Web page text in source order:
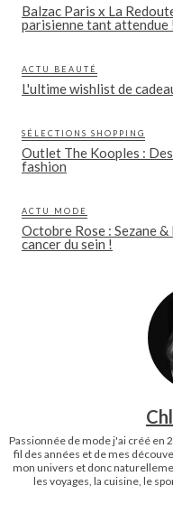
Balzac Paris x La
parisienne tant attendue
ACTU BEAUTÉ
L'ultime wishlist de
SÉLECTIONS SHOPPING
Outlet The Kooples :
fashion
ACTU MODE
Octobre Rose : Sezane
cancer du sein !
Passionnée de mode j'ai créé en
fil des années et de mes
mon univers et donc
les voyages, la cuisine, le